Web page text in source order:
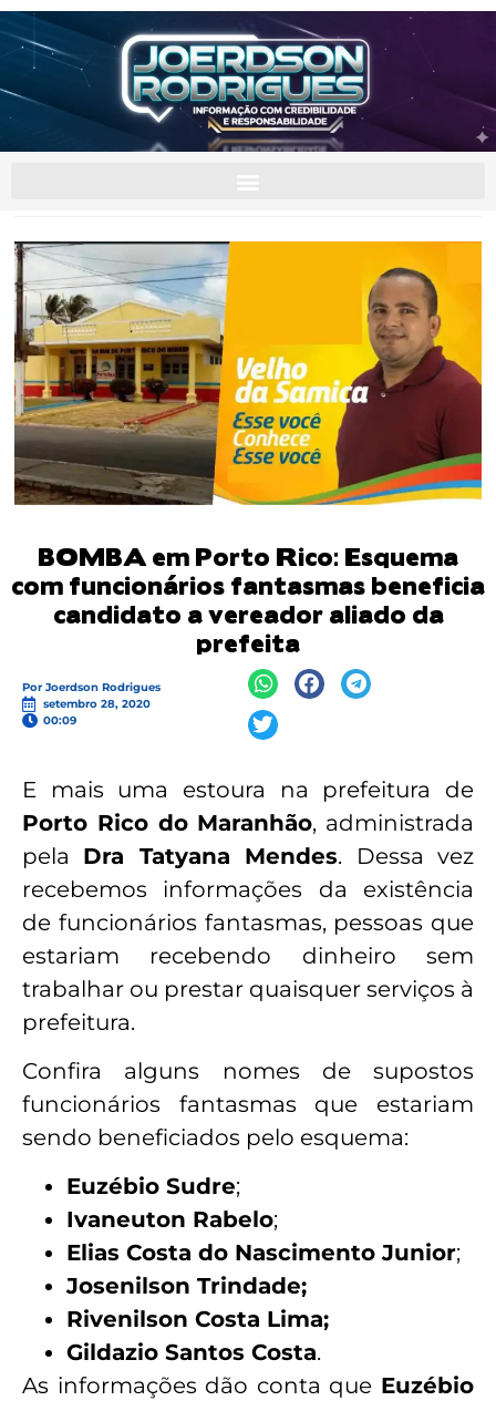
BOMBA em Porto Rico: Esquema
com funcionários fantasmas beneficia
candidato a vereador aliado da
prefeita
Por Joerdson Rodrigues
setembro 28, 2020
00:09
E mais uma estoura na prefeitura de
Porto Rico do Maranhão, administrada
pela Dra Tatyana Mendes. Dessa vez
recebemos informações da existência
de funcionários fantasmas, pessoas que
estariam recebendo dinheiro sem
trabalhar ou prestar quaisquer serviços à
prefeitura.
Confira alguns nomes de supostos
funcionários fantasmas que estariam
sendo beneficiados pelo esquema:
Euzébio Sudre;
Ivaneuton Rabelo;
Elias Costa do Nascimento Junior;
Josenilson Trindade;
Rivenilson Costa Lima;
Gildazio Santos Costa.
As informações dão conta que Euzébio